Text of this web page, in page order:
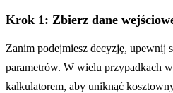
Krok 1: Zbierz dane
Zanim podejmiesz decyzję, upewnij
parametrów. W wielu przypadkach
kalkulatorem, aby uniknąć